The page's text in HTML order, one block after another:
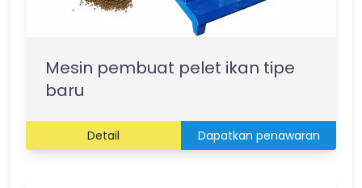
Mesin pembuat pelet ikan tipe
baru
Detail Dapatkan penawaran